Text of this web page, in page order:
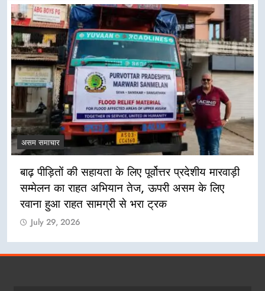
असम समाचार
बाढ़ पीड़ितों की सहायता के लिए पूर्वोत्तर प्रदेशीय मारवाड़ी
सम्मेलन का राहत अभियान तेज, ऊपरी असम के लिए
रवाना हुआ राहत सामग्री से भरा ट्रक
July 29, 2026